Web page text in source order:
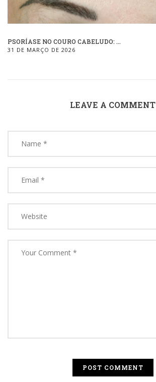
PSORÍASE NO COURO CABELUDO: ...
31 DE MARÇO DE 2026
LEAVE A COMMENT